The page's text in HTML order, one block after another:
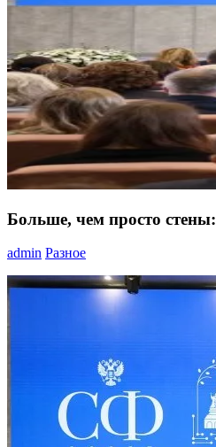
Больше, чем просто
admin Разное